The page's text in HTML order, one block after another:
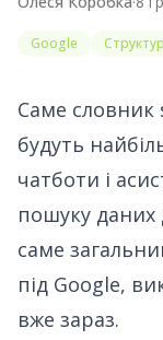
Google
Саме словник
будуть
чатботи і
пошуку даних
саме
під Google,
вже зараз.